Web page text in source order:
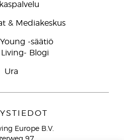
& Mediakeskus
-säätiö
Blogi
Ura
Europe B.V.